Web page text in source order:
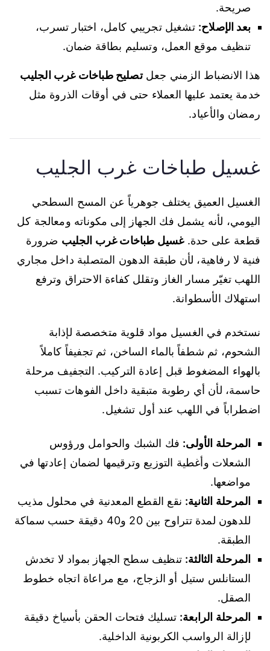
صريحة.
بعد الإصلاح: تشغيل تجريبي كامل، اختبار تسرب،
تنظيف موقع العمل، وتسليم بطاقة ضمان.
هذا الانضباط الزمني جعلتصليح طباخات غرب الجليب
خدمة يعتمد عليها العملاء حتى في أوقات الذروة مثل
رمضان والأعياد.
غسيل طباخات غرب الجليب
الغسيل العميق يختلف جوهرياً عن المسح السطحي
اليومي، لأنه يشمل فك الجهاز إلى مكوناته ومعالجة كل
قطعة على حدة.غسيل طباخات غرب الجليب ضرورة
فنية لا رفاهية، لأن طبقة الدهون المتصلبة داخل مجاري
اللهب تغيّر مسار الغاز وتقلل كفاءة الاحتراق وترفع
استهلاك الأسطوانة.
نستخدم في الغسيل مواد قلوية متخصصة لإذابة
الشحوم، ثم شطفاً بالماء الساخن، ثم تجفيفاً كاملاً
بالهواء المضغوط قبل إعادة التركيب. التجفيف مرحلة
حاسمة، لأن أي رطوبة متبقية داخل الفوهات تسبب
اضطراباً في اللهب عند أول تشغيل.
المرحلة الأولى: فك الشبك والحوامل ورؤوس
الشعلات وأغطية التوزيع وترقيمها لضمان إعادتها في
مواضعها.
المرحلة الثانية: نقع القطع المعدنية في محلول مذيب
للدهون لمدة تتراوح بين 20 و40 دقيقة حسب سماكة
الطبقة.
المرحلة الثالثة: تنظيف سطح الجهاز بمواد لا تخدش
الستانلس ستيل أو الزجاج، مع مراعاة اتجاه خطوط
الصقل.
المرحلة الرابعة: تسليك فتحات الحقن بأسياخ دقيقة
لإزالة الرواسب الكربونية الداخلية.